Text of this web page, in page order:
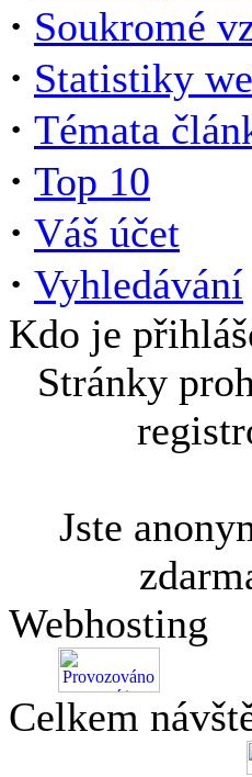
· Soukromé
· Statistiky
· Témata
· Top 10
· Váš účet
· Vyhledávání
Kdo je
Stránky
Jste
Webhosting
Celkem